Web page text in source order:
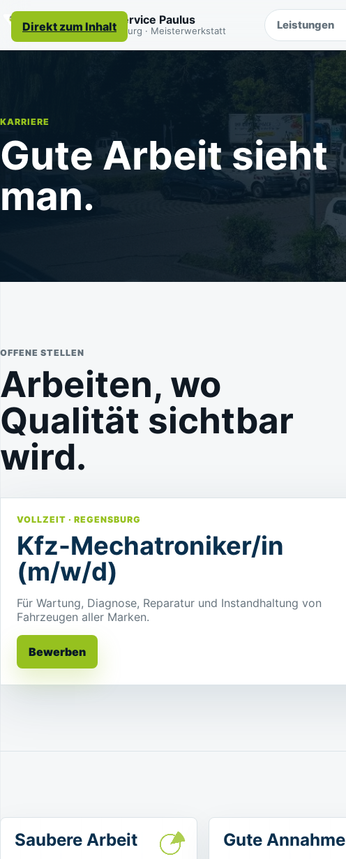
Direkt zum Inhalt
Autoservice Paulus
Regensburg · Meisterwerkstatt Leistungen
KARRIERE
Gute Arbeit sieht
man.
OFFENE STELLEN
Arbeiten, wo
Qualität sichtbar
wird.
VOLLZEIT · REGENSBURG
Kfz-Mechatroniker/in
(m/w/d)
Für Wartung, Diagnose, Reparatur und Instandhaltung von
Fahrzeugen aller Marken.
Bewerben
Saubere Arbeit Gute Annahme